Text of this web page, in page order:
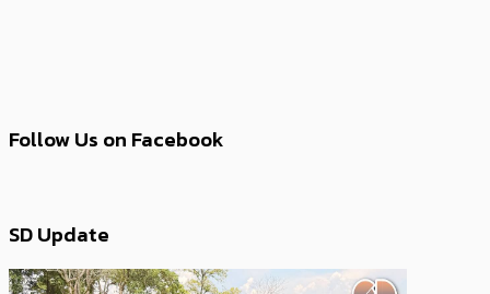
Follow Us on Facebook
SD Update